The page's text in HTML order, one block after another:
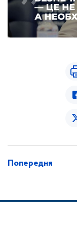
Попередня